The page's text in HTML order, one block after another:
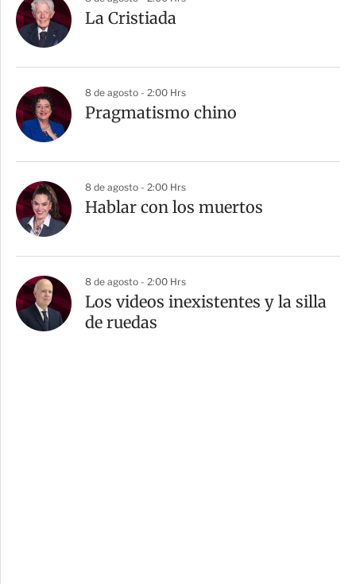
La Cristiada
8 de agosto - 2:00 Hrs
Pragmatismo chino
8 de agosto - 2:00 Hrs
Hablar con los muertos
8 de agosto - 2:00 Hrs
Los videos inexistentes y la silla
de ruedas